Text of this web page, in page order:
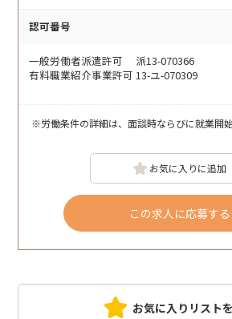
認可番号
一般労働者派遣許可 派13-070366
有料職業紹介事業許可 13-ユ-070309
※労働条件の詳細は、面談時ならびに就業開
お気に入りに追加
この求人に応募する
お気に入りリスト